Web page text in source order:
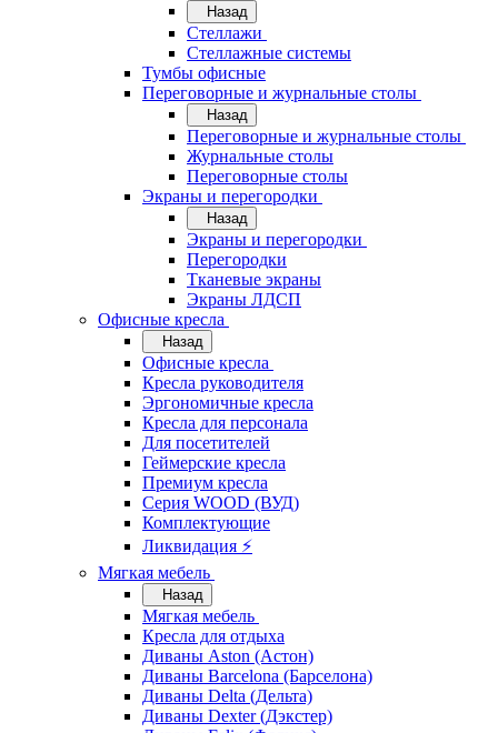
Назад
Стеллажи
Стеллажные системы
Тумбы офисные
Переговорные и журнальные столы
Назад
Переговорные и журнальные столы
Журнальные столы
Переговорные столы
Экраны и перегородки
Назад
Экраны и перегородки
Перегородки
Тканевые экраны
Экраны ЛДСП
Офисные кресла
Назад
Офисные кресла
Кресла руководителя
Эргономичные кресла
Кресла для персонала
Для посетителей
Геймерские кресла
Премиум кресла
Серия WOOD (ВУД)
Комплектующие
Ликвидация ⚡
Мягкая мебель
Назад
Мягкая мебель
Кресла для отдыха
Диваны Aston (Астон)
Диваны Barcelona (Барселона)
Диваны Delta (Дельта)
Диваны Dexter (Дэкстер)